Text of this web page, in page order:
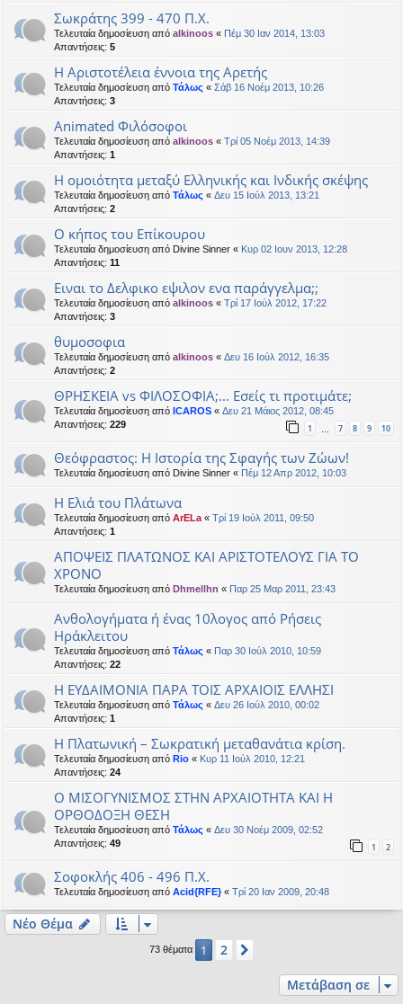
Σωκράτης 399 - 470 Π.Χ.
Τελευταία δημοσίευση από alkinoos « Πέμ 30 Ιαν 2014, 13:03
Απαντήσεις: 5
Η Αριστοτέλεια έννοια της Αρετής
Τελευταία δημοσίευση από Τάλως « Σάβ 16 Νοέμ 2013, 10:26
Απαντήσεις: 3
Animated Φιλόσοφοι
Τελευταία δημοσίευση από alkinoos « Τρί 05 Νοέμ 2013, 14:39
Απαντήσεις: 1
Η ομοιότητα μεταξύ Ελληνικής και Ινδικής σκέψης
Τελευταία δημοσίευση από Τάλως « Δευ 15 Ιούλ 2013, 13:21
Απαντήσεις: 2
Ο κήπος του Επίκουρου
Τελευταία δημοσίευση από Divine Sinner « Κυρ 02 Ιουν 2013, 12:28
Απαντήσεις: 11
Ειναι το Δελφικο εψιλον ενα παράγγελμα;;
Τελευταία δημοσίευση από alkinoos « Τρί 17 Ιούλ 2012, 17:22
Απαντήσεις: 3
θυμοσοφια
Τελευταία δημοσίευση από alkinoos « Δευ 16 Ιούλ 2012, 16:35
Απαντήσεις: 2
ΘΡΗΣΚΕΙΑ vs ΦΙΛΟΣΟΦΙΑ;... Εσείς τι προτιμάτε;
Τελευταία δημοσίευση από ICAROS « Δευ 21 Μάιος 2012, 08:45
Απαντήσεις: 229 1 … 7 8 9 10
Θεόφραστος: Η Ιστορία της Σφαγής των Ζώων!
Τελευταία δημοσίευση από Divine Sinner « Πέμ 12 Απρ 2012, 10:03
Η Ελιά του Πλάτωνα
Τελευταία δημοσίευση από ArELa « Τρί 19 Ιούλ 2011, 09:50
Απαντήσεις: 1
ΑΠΟΨΕΙΣ ΠΛΑΤΩΝΟΣ ΚΑΙ ΑΡΙΣΤΟΤΕΛΟΥΣ ΓΙΑ ΤΟ
ΧΡΟΝΟ
Τελευταία δημοσίευση από Dhmellhn « Παρ 25 Μαρ 2011, 23:43
Ανθολογήματα ή ένας 10λογος από Ρήσεις
Ηράκλειτου
Τελευταία δημοσίευση από Τάλως « Παρ 30 Ιούλ 2010, 10:59
Απαντήσεις: 22
Η ΕΥΔΑΙΜΟΝΙΑ ΠΑΡΑ ΤΟΙΣ ΑΡΧΑΙΟΙΣ ΕΛΛΗΣΙ
Τελευταία δημοσίευση από Τάλως « Δευ 26 Ιούλ 2010, 00:02
Απαντήσεις: 1
Η Πλατωνική – Σωκρατική μεταθανάτια κρίση.
Τελευταία δημοσίευση από Rio « Κυρ 11 Ιούλ 2010, 12:21
Απαντήσεις: 24
Ο ΜΙΣΟΓΥΝΙΣΜΟΣ ΣΤΗΝ ΑΡΧΑΙΟΤΗΤΑ ΚΑΙ Η
ΟΡΘΟΔΟΞΗ ΘΕΣΗ
Τελευταία δημοσίευση από Τάλως « Δευ 30 Νοέμ 2009, 02:52
Απαντήσεις: 49 1 2
Σοφοκλής 406 - 496 Π.Χ.
Τελευταία δημοσίευση από Acid{RFE}« Τρί 20 Ιαν 2009, 20:48
Νέο Θέμα
73 θέματα 1 2
Μετάβαση σε